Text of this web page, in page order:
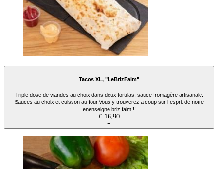
Tacos XL, "LeBrizFaim"
Triple dose de viandes au choix dans deux tortillas, sauce fromagère artisanale.
Sauces au choix et cuisson au four.Vous y trouverez a coup sur l esprit de notre
enenseigne briz faim!!!
€ 16,90
+